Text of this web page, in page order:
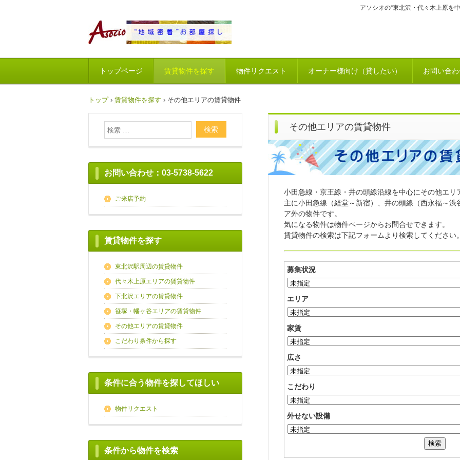
アソシオの“東北沢・代々木上原を
トップページ 賃貸物件を探す 物件リクエスト オーナー様向け（貸したい） お問い合
トップ › 賃貸物件を探す › その他エリアの賃貸物件
その他エリアの賃貸物件
小田急線・京王線・井の頭線沿線を中心にその他エリ
主に小田急線（経堂～新宿）、井の頭線（西永福～
ア外の物件です。
気になる物件は物件ページからお問合せできます。
賃貸物件の検索は下記フォームより検索してください
募集状況
エリア
家賃
広さ
こだわり
外せない設備
お問い合わせ：03-5738-5622
ご来店予約
賃貸物件を探す
東北沢駅周辺の賃貸物件
代々木上原エリアの賃貸物件
下北沢エリアの賃貸物件
笹塚・幡ヶ谷エリアの賃貸物件
その他エリアの賃貸物件
こだわり条件から探す
条件に合う物件を探してほしい
物件リクエスト
条件から物件を検索